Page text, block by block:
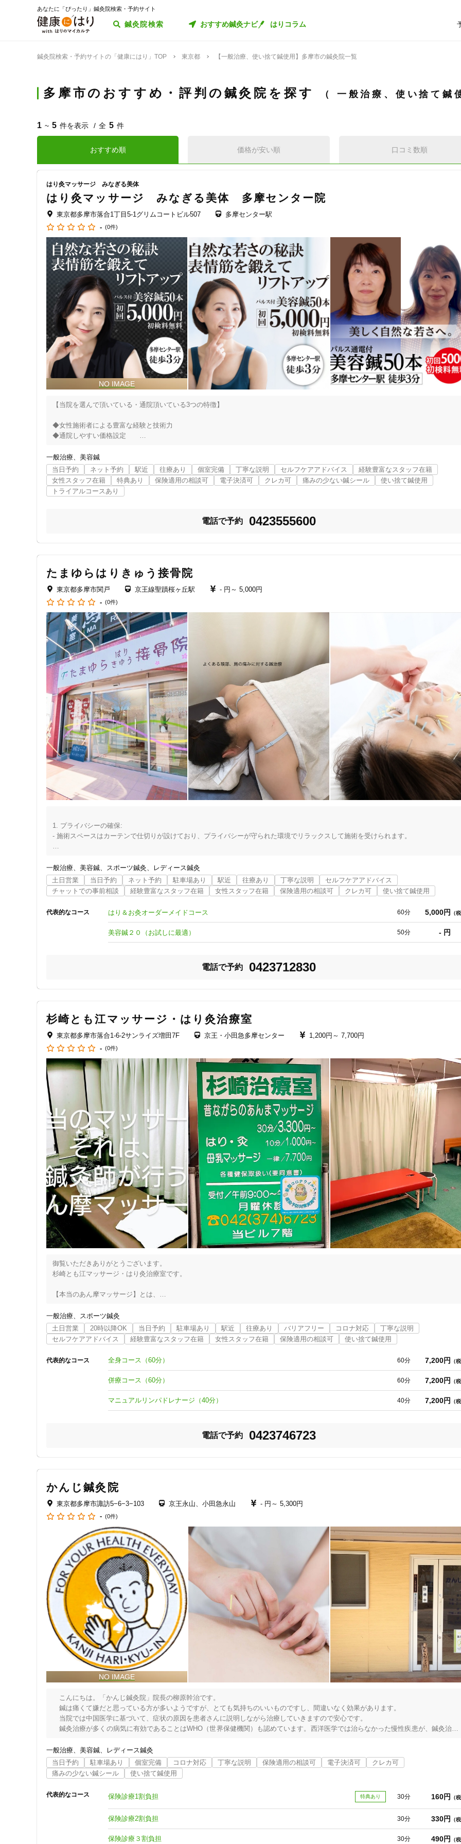
あなたに「ぴったり」鍼灸院検索・予約サイト
鍼灸院検索 おすすめ鍼灸ナビ はりコラム
鍼灸院検索・予約サイトの「健康にはり」TOP 東京都 【一般治療、使い捨て鍼使用】多摩市の鍼灸院一覧
多摩市のおすすめ・評判の鍼灸院を探す 一般治療、使い捨て鍼
住所 多摩市 変更する
ジャンル
受付時間の特徴
通院手段の特徴
駅近 往療あり
設備の特徴
キッズスペースあり バリアフリー 個室完備
女性向けの特徴
女性スタッフ在籍 女性限定
接客・サービスの特徴
コロナ対応 オンラインサポートあり 丁寧な説明
チャットでの事前相談
施術の特徴
支払いに関する特徴
特典あり 地域支援クーポン可
1 ~ 5 件を表示 全 5 件
おすすめ順 価格が安い順 口コミ数順
はり灸マッサージ みなぎる美体
はり灸マッサージ みなぎる美体 多摩センター院
東京都多摩市落合1丁目5-1グリムコートビル507
多摩センター駅
- (0件)
【当院を選んで頂いている・通院頂いている3つの特徴】
◆女性施術者による豊富な経験と技術力
◆通院しやすい価格設定
はり灸マッサージ みなぎる美体　多摩センター院では鍼先が丸く痛みを感じにくい国産の高級鍼を用いて
老若男女を問わない鍼灸施術と美容鍼を中心に患者様のお悩みにお応えしております。
当院の一番人気はリーズナブルで効果的なパルス通電付き美容鍼になりますが
全身鍼灸にて慢性的な肩こり・腰痛・頭重感などにも対応しております。
症状に合わせた鍼灸施術とマッサージで患者様の美容と健康のお悩み解決を目指します！
━-━-━-━-━-━-━-━-━-━-━-━-━-━-━-━-━-━-━
はり灸マッサージ みなぎる美体　多摩センター院では美容鍼の施術にも力を入れております。
当院はただ美容鍼を打つだけではなく、「パルス通電付きの美容鍼」を行うことにより
より効果的な小顔ケアが可能です。また、美容鍼はお肌のコラーゲン生成にも効果が期待できますので張りのあるお肌にもつながり
す。
当院の美容鍼は50本使用いたします。
いつまでも若々しいお肌を維持して、輝きのある毎日を過ごしましょう！
美容鍼に関する詳しい内容はホームページにも掲載しておりますので是非ご一読下さい！
多摩センター駅より徒歩3分で通いやすい場所にあります。
気軽にご来院くださいませ♪
一般治療
美容鍼
当日予約
ネット予約 駅近 往療あり 個室完備 丁寧な説明 セルフケアアドバイス
経験豊富なスタッフ在籍
女性スタッフ在籍
特典あり 保険適用の相談可 電子決済可 クレカ可 痛みの少ない鍼シール
使い捨て鍼使用
トライアルコースあり
電話で予約 0423555600
たまゆらはりきゅう接骨院
東京都多摩市関戸 京王線聖蹟桜ヶ丘駅 - 円～ 5,000円
- (0件)
1. プライバシーの確保:
- 施術スペースはカーテンで仕切りが設けており、プライバシーが守られた環境でリラックスして施術を受けられます。
- 経験豊富な鍼灸師や接骨師が在籍しており、個々の症状に応じた丁寧なカウンセリングと施術を提供します。
3. 痛みの少ない施術:
- 鍼灸やマッサージの技術を駆使し、痛みを最小限に抑えた施術を行います。特に、初めての方でも安心して受けられるよう配慮されて
ます。
4. 幅広い治療メニュー:
7. アフターケアの充実:
8. アクセスの良さ:
- 聖蹟桜ヶ丘駅から徒歩3分で、通いやすい立地に
一般治療 美容鍼 スポーツ鍼灸
レディース鍼灸
土日営業
当日予約 ネット予約 駐車場あり 駅近 往療あり 丁寧な説明
セルフケアアドバイス
チャットでの事前相談
経験豊富なスタッフ在籍 女性スタッフ在籍 保険適用の相談可 クレカ可 使い捨て鍼使用
代表的なコース はり＆お灸オーダーメイドコース 60分 5,000円 （
美容鍼２０（お試しに最適） 50分 - 円
電話で予約 0423712830
杉崎とも江マッサージ・はり灸治療室
東京都多摩市落合1-6-2サンライズ増田7F 京王・小田急多摩センター 1,200円～ 7,700円
- (0件)
御覧いただきありがとうございます。
杉崎とも江マッサージ・はり灸治療室です。
【本当のあん摩マッサージ】とは、
昭和60年に【杉崎マッサージ院】として多摩市で創業。
院長以下20年以上のキャリアを持つ技術者が、あん摩マッサージ・はり・ストレッチなどを駆使してオーダーメイドの施術を行ってい
す。
【マッサージなんてその場しのぎ】
【健康ランドにあるやつ？】
トラブルを解消しています。
可視光線療法については、冷え性や下痢などの冷症＝自律神経症状に高い効果がありますので、鍼灸マッサージ治療と併せて行います。
【健康保険でマッサージ】
脳卒中や関節リウマチなどへのリハビリとして健康保険が適用されます。
最後まで読んで頂きありがとうございました。
ご連絡お待ちしています。
住所：〒206-0033 東京都 多摩市 落合1-6-2サンライズ増田７階
一般治療
スポーツ鍼灸
土日営業
20時以降OK 当日予約 駐車場あり 駅近 往療あり バリアフリー コロナ対応
丁寧な説明
セルフケアアドバイス
経験豊富なスタッフ在籍 女性スタッフ在籍 保険適用の相談可 使い捨て鍼使用
代表的なコース 全身コース（60分） 60分 7,200円 （
併療コース（60分） 60分 7,200円 （
マニュアルリンパドレナージ（40分） 40分 7,200円 （
電話で予約 0423746723
かんじ鍼灸院
東京都多摩市諏訪5−6−3−103 京王永山、小田急永山 - 円～ 5,300円
- (0件)
こんにちは。「かんじ鍼灸院」院長の柳原幹治です。
鍼は痛くて嫌だと思っている方が多いようですが、とても気持ちのいいものですし、間違いなく効果があります。
当院では中国医学に基づいて、症状の原因を患者さんに説明しながら治療していきますので安心です。
鍼灸治療が多くの病気に有効であることはWHO（世界保健機関）も認めています。西洋医学では治らなかった慢性疾患が、鍼灸治療
Seeing is believing、「百聞は一見に如かず」と言いますので、まずは電話かメールでご相談下さい。そしてぜひ当院で鍼灸治療を受
て、健康な身体を取戻して下さい。
一般治療 美容鍼
レディース鍼灸
当日予約
駐車場あり 個室完備 コロナ対応 丁寧な説明 保険適用の相談可 電子決済可
クレカ可
痛みの少ない鍼シール
使い捨て鍼使用
代表的なコース 保険診療1割負担 特典あり 30分 160円 （
保険診療2割負担 30分 330円 （
保険診療３割負担 30分 490円 （
「健康にはりを見た」